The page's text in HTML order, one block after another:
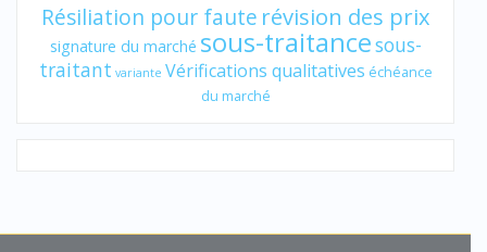
Résiliation pour faute révision des prix
signature du marché sous-traitancesous-
traitant variante Vérifications qualitatives échéance
du marché